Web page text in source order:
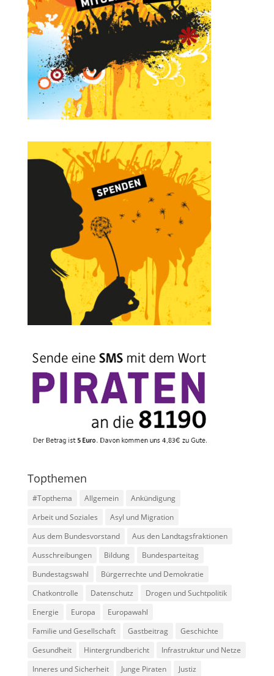
Topthemen
#Topthema Allgemein
Ankündigung
Arbeit und Soziales
Asyl und Migration
Aus dem Bundesvorstand
Aus den Landtagsfraktionen
Ausschreibungen
Bildung
Bundesparteitag
Bundestagswahl
Bürgerrechte und Demokratie
Chatkontrolle
Datenschutz
Drogen und Suchtpolitik
Energie
Europa
Europawahl
Familie und Gesellschaft
Gastbeitrag
Geschichte
Gesundheit
Hintergrundbericht
Infrastruktur und Netze
Inneres und Sicherheit
Junge Piraten
Justiz